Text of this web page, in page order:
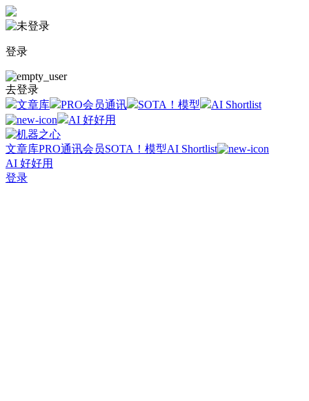
登录
去登录
文章库
PRO会员通讯 SOTA！模型
AI Shortlist
AI 好好用
文章库PRO通讯会员SOTA！模型AI Shortlist
AI 好好用
登录